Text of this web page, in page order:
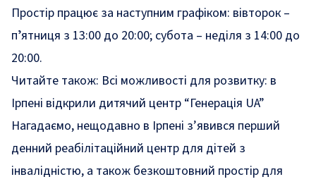
Простір працює за наступним графіком: вівторок –
пʼятниця з 13:00 до 20:00; субота – неділя з 14:00 до
20:00.
Читайте також: Всі можливості для розвитку: в
Ірпені відкрили дитячий центр “Генерація UA”
Нагадаємо, нещодавно в Ірпені з’явився перший
денний реабілітаційний центр для дітей з
інвалідністю, а також безкоштовний простір для